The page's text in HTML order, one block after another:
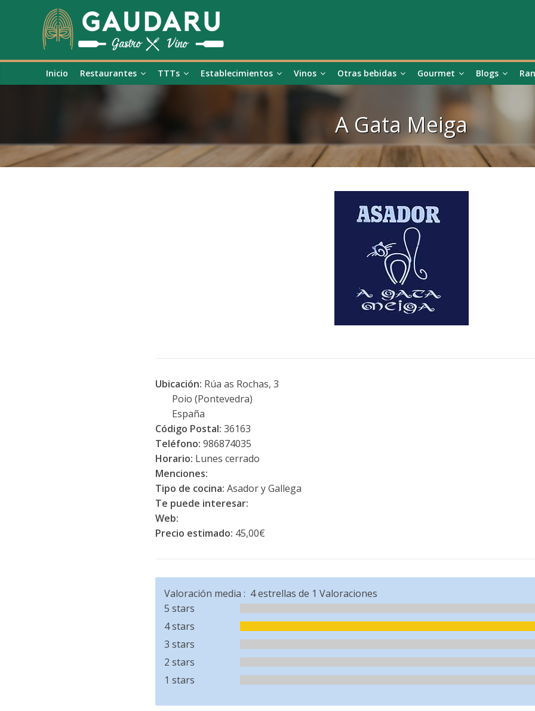
Inicio Restaurantes TTTs Establecimientos Vinos Otras bebidas Gourmet Blogs
A Gata Meiga
Ubicación: Rúa as Rochas, 3
Poio (Pontevedra)
España
Código Postal: 36163
Teléfono: 986874035
Horario: Lunes cerrado
Menciones:
Tipo de cocina: Asador y Gallega
Te puede interesar:
Web:
Precio estimado: 45,00€
Valoración media :
5 stars
4 stars
3 stars
2 stars
1 stars
4estrellas de 1 Valoraciones